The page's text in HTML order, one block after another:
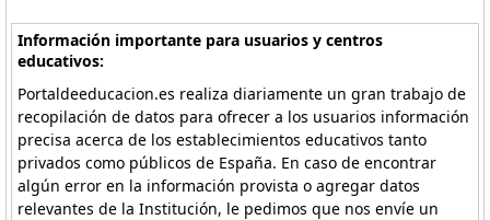
Información importante para usuarios y centros
educativos:
Portaldeeducacion.es realiza diariamente un gran trabajo de
recopilación de datos para ofrecer a los usuarios información
precisa acerca de los establecimientos educativos tanto
privados como públicos de España. En caso de encontrar
algún error en la información provista o agregar datos
relevantes de la Institución, le pedimos que nos envíe un